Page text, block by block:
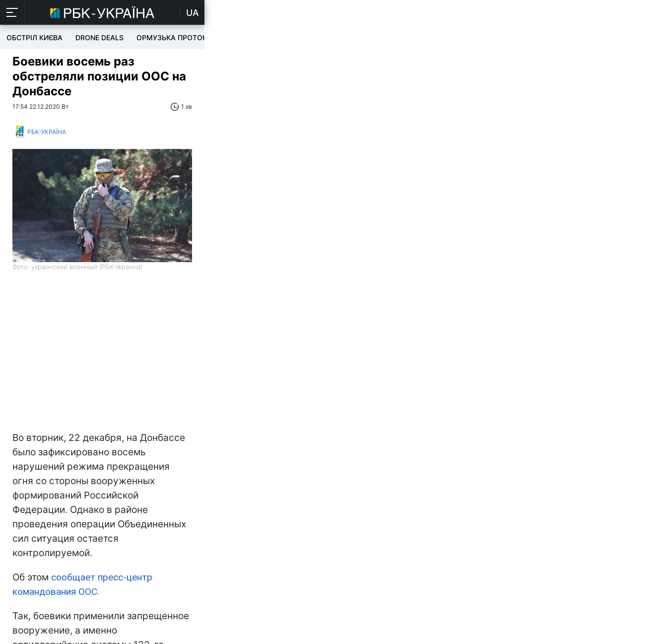
UA
ОБСТРІЛ КИЄВА DRONE DEALS ОРМУЗЬКА ПРОТОКА
Боевики восемь раз
обстреляли позиции ООС на
Донбассе
17:54 22.12.2020 Вт 1 хв
РБК-УКРАЇНА
Фото: украинский военный (РБК-Украина)
Во вторник, 22 декабря, на Донбассе
было зафиксировано восемь
нарушений режима прекращения
огня со стороны вооруженных
формирований Российской
Федерации. Однако в районе
проведения операции Объединенных
сил ситуация остается
контролируемой.
Об этом сообщает пресс-центр
командования ООС.
Так, боевики применили запрещенное
вооружение, а именно